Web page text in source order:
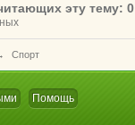
эту тему: 0
Спорт
Помощь